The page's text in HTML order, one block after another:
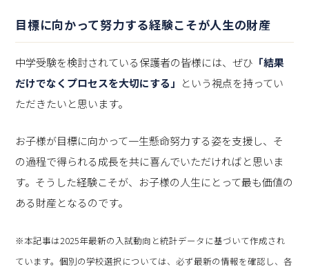
目標に向かって努力する経験こそが人生の財産
中学受験を検討されている保護者の皆様には、ぜひ 「結果
だけでなくプロセスを大切にする」 という視点を持ってい
ただきたいと思います。
お子様が目標に向かって一生懸命努力する姿を支援し、そ
の過程で得られる成長を共に喜んでいただければと思いま
す。そうした経験こそが、お子様の人生にとって最も価値の
ある財産となるのです。
※本記事は2025年最新の入試動向と統計データに基づいて作成され
ています。個別の学校選択については、必ず最新の情報を確認し、各